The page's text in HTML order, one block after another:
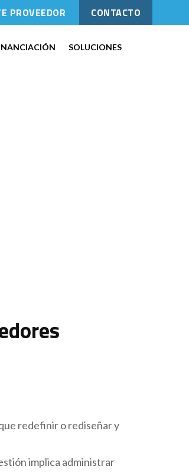
PROVEEDOR CONTACTO
SOLUCIONES
redefinir o rediseñar y
implica administrar